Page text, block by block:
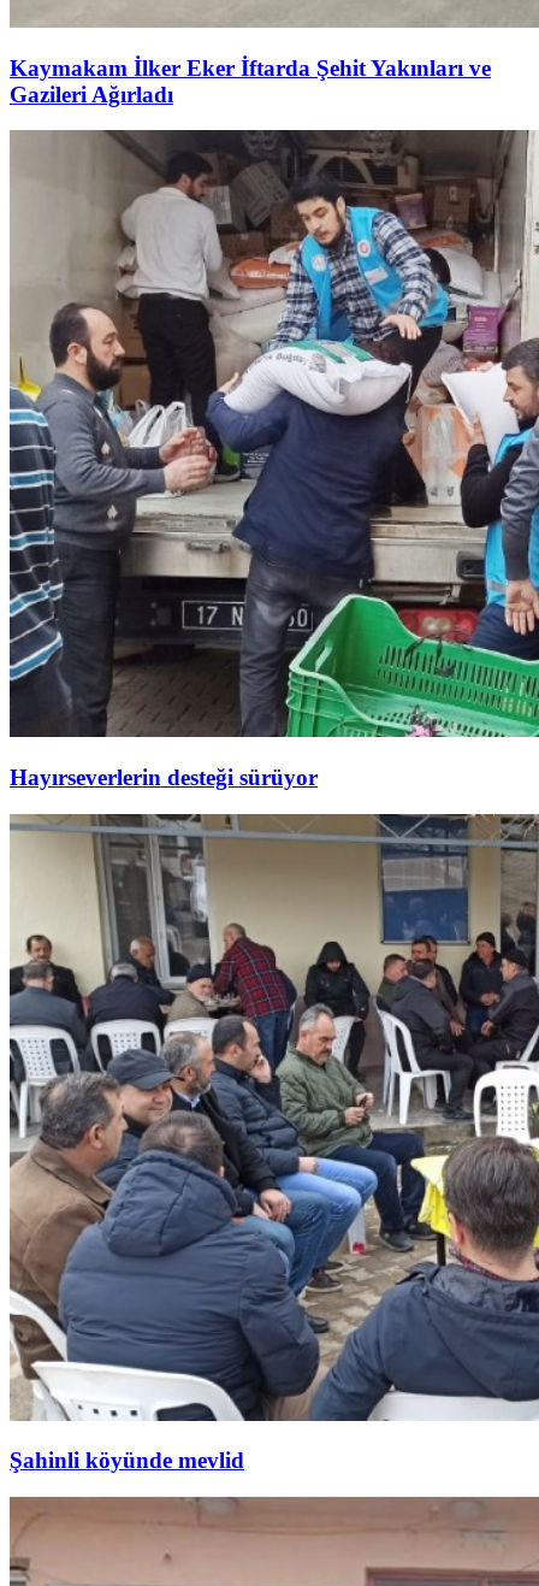
Kaymakam İlker Eker İftarda Şehit Yakınları ve
Gazileri Ağırladı
Hayırseverlerin desteği sürüyor
Şahinli köyünde mevlid